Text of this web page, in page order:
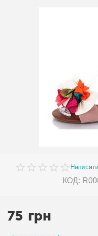
КОД:
75 грн